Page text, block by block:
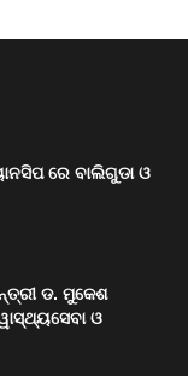
ରେ ବାଲିଗୁଡା ଓ
ଡ. ମୁକେଶ
ଓ